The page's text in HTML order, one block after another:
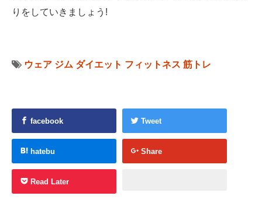
りをしていきましょう!
ウェア ジム ダイエット フィットネス 筋トレ
facebook Tweet
hatebu Share
Read Later